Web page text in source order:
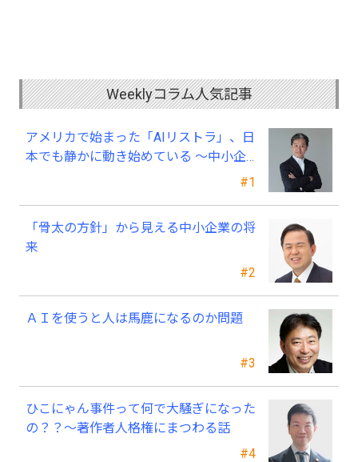
Weeklyコラム人気記事
#1
アメリカで始まった「AIリストラ」、日
本でも静かに動き始めている ～中小企
業経営者が今、見直すべき採用・業務・
#2
「骨太の方針」から見える中小企業の将
来
#3
ＡＩを使うと人は馬鹿になるのか問題
#4
ひこにゃん事件って何で大騒ぎになった
の？？～著作者人格権にまつわる話